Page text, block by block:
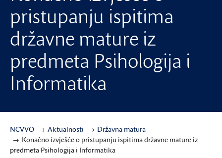
pristupanju ispitima
državne mature iz
predmeta Psihologija i
Informatika
NCVVO Aktualnosti
Državna matura
Konačno izvješće o pristupanju ispitima državne mature iz
predmeta Psihologija i Informatika